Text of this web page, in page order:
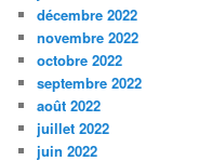
décembre 2022
novembre 2022
octobre 2022
septembre 2022
août 2022
juillet 2022
juin 2022